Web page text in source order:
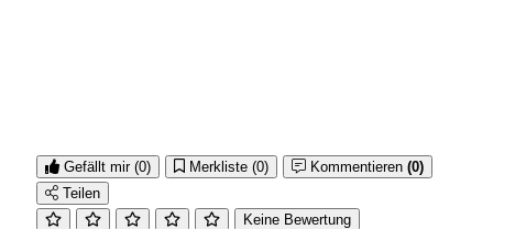
Gefällt mir (0) Merkliste (0) Kommentieren (0)
Teilen
Keine Bewertung